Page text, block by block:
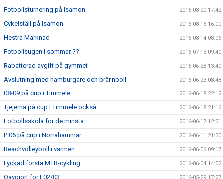
Fotbollsturnering på Isamon 2016-08-20 17:42
Cykelställ på Isamon 2016-08-16 16:00
Hestra Marknad 2016-08-14 08:06
Fotbollsugen i sommar ?? 2016-07-13 09:40
Rabatterad avgift på gymmet 2016-06-28 13:40
Avslutning med hamburgare och brännboll 2016-06-23 08:48
08-09 på cup i Timmele 2016-06-18 22:12
Tjejerna på cup I Timmele också 2016-06-18 21:16
Fotbollsskola för de minsta 2016-06-17 12:31
P 06 på cup i Norrahammar 2016-06-11 21:30
Beachvolleyboll i värmen 2016-06-06 09:17
Lyckad första MTB-cykling 2016-06-04 14:02
Oavgjort för F02/03. 2016-05-29 17:27